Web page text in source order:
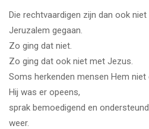
Die rechtvaardigen zijn dan ook
Jeruzalem gegaan.
Zo ging dat niet.
Zo ging dat ook niet met Jezus.
Soms herkenden mensen Hem niet
Hij was er opeens,
sprak bemoedigend en
weer.